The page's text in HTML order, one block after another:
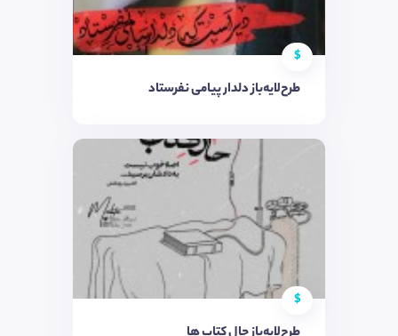
$
طرح‌لایه‌باز دلدار پیامی نفرستاد
$